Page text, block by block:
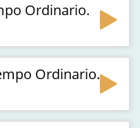
Ordinario.
Ordinario.